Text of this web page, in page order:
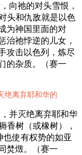
向祂的对头雪恨，
头和仇敌就是以色
为神国里面的对
治祂悖逆的儿女，
攻击以色列，炼尽
的杂质。（赛一
绝离弃耶和华的
并灭绝离弃耶和华
香树（或橡树），
也使有权势的如亚
焚燬。（赛一